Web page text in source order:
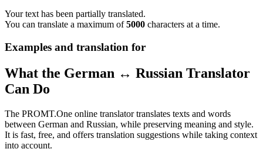
Your text has been partially translated.
You can translate a maximum of5000 characters at a time.
Examples and translation for
What the German ↔ Russian Translator
Can Do
The PROMT.One online translator translates texts and words
between German and Russian, while preserving meaning and style.
It is fast, free, and offers translation suggestions while taking context
into account.